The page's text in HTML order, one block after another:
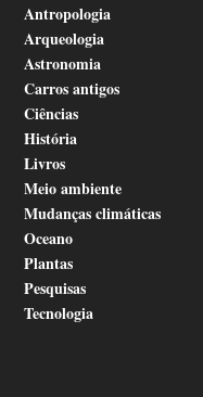
Antropologia
Arqueologia
Astronomia
Carros antigos
Ciências
História
Livros
Meio ambiente
Mudanças climáticas
Oceano
Plantas
Pesquisas
Tecnologia